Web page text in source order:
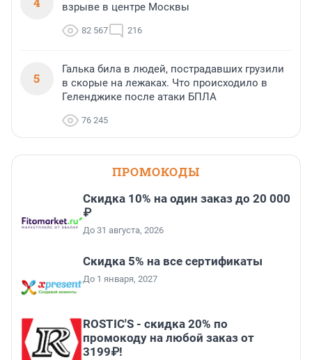
взрыве в центре Москвы
82 567 216
5
Галька била в людей, пострадавших грузили
в скорые на лежаках. Что происходило в
Геленджике после атаки БПЛА
76 245
ПРОМОКОДЫ
Скидка 10% на один заказ до 20 000
₽
До 31 августа, 2026
Скидка 5% на все сертификаты
До 1 января, 2027
ROSTIC'S - скидка 20% по
промокоду на любой заказ от
3199₽!